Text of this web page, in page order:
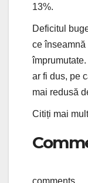
13%.
Deficitul
ce
ar fi dus, pe
mai redusă
Citiți mai
comments